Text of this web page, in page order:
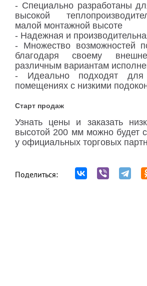
- Специально разработаны
высокой
малой монтажной высоте
- Надежная и
- Множество возможностей
благодаря своему
различным вариантам
- Идеально подходят для
помещениях с низкими
Старт продаж
Узнать цены и заказать
высотой 200 мм можно будет
у официальных торговых
Поделиться: